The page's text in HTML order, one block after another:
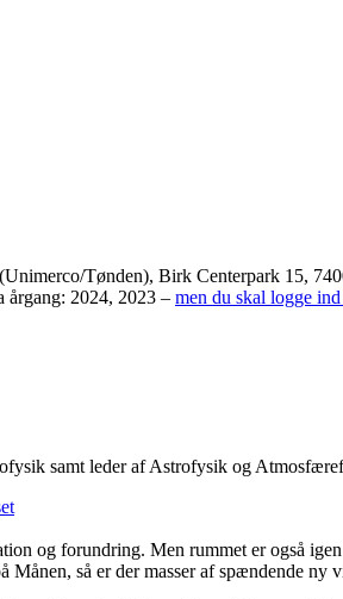
Tønden), Birk Centerpark 15,
årgang: 2024, 2023 – men du skal logge
samt leder af Astrofysik og
og forundring. Men rummet er også
så er der masser af spændende ny